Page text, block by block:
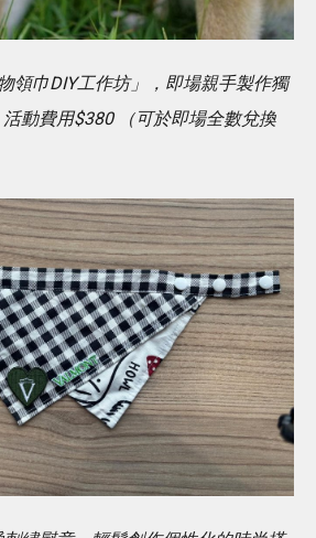
領巾DIY工作坊」，即場親手製作獨
動費用$380 （可於即場全數兌換